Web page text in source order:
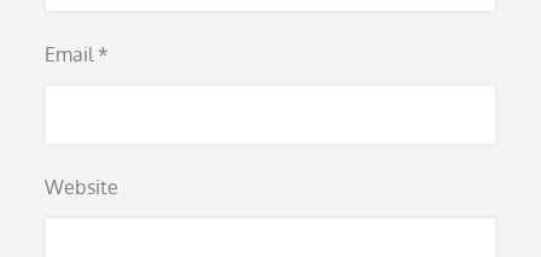
Email *
Website